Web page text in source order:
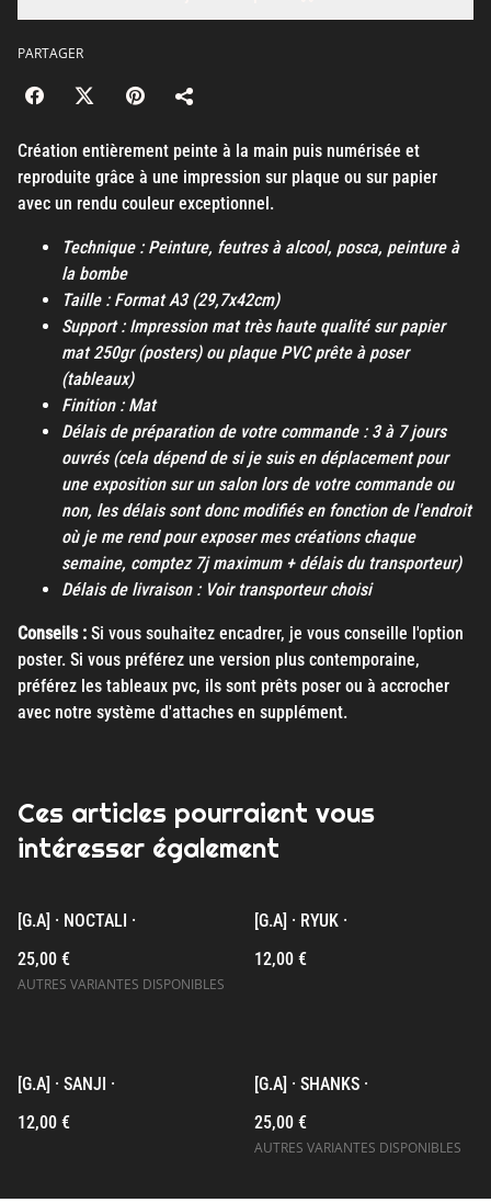
PARTAGER
Création entièrement peinte à la main puis numérisée et
reproduite grâce à une impression sur plaque ou sur papier
avec un rendu couleur exceptionnel.
Technique : Peinture, feutres à alcool, posca, peinture à
la bombe
Taille : Format A3 (29,7x42cm)
Support : Impression mat très haute qualité sur papier
mat 250gr (posters) ou plaque PVC prête à poser
(tableaux)
Finition : Mat
Délais de préparation de votre commande : 3 à 7 jours
ouvrés (cela dépend de si je suis en déplacement pour
une exposition sur un salon lors de votre commande ou
non, les délais sont donc modifiés en fonction de l'endroit
où je me rend pour exposer mes créations chaque
semaine, comptez 7j maximum + délais du transporteur)
Délais de livraison : Voir transporteur choisi
Conseils : Si vous souhaitez encadrer, je vous conseille l'option
poster. Si vous préférez une version plus contemporaine,
préférez les tableaux pvc, ils sont prêts poser ou à accrocher
avec notre système d'attaches en supplément.
Ces articles pourraient vous
intéresser également
[G.A] · NOCTALI ·
25,00 €
AUTRES VARIANTES DISPONIBLES
[G.A] · RYUK ·
12,00 €
[G.A] · SANJI ·
12,00 €
[G.A] · SHANKS ·
25,00 €
AUTRES VARIANTES DISPONIBLES